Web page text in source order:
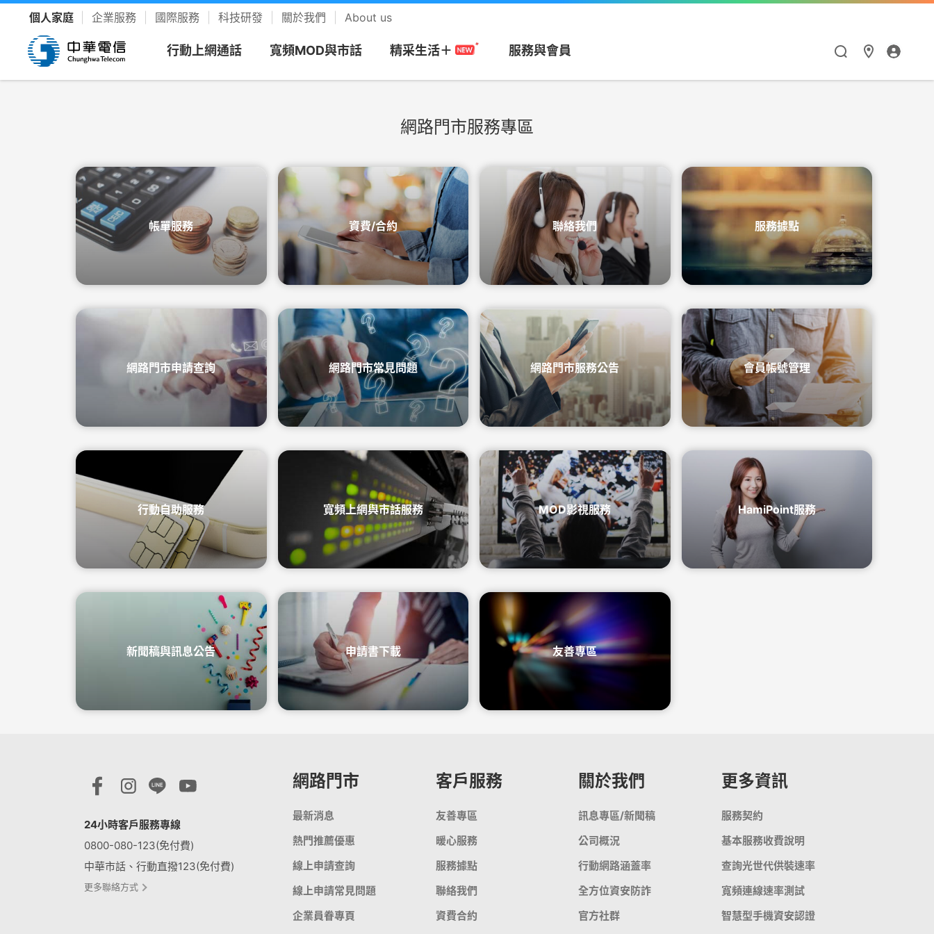
個人家庭 企業服務 國際服務 科技研發 關於我們 About us
行動上網通話
新申請
續約門號
買上網量
自助服務區
未出帳用量、合約、解鎖、故障報修
新申請/攜碼
續約
精采5G加值
全資費
優惠總覽
搭商品
Apple專區
Android專區
品牌機館
找更多機款
預付卡
漫遊方案
新申請方案
儲值方案
HoHo代儲
升級5G
漫遊服務優惠
漫遊服務總覽
流量加價購
衛星通訊
通訊應用
寬頻MOD與市話
限時促銷
速在必行方案
優惠雙享
速在必行+MOD 上網+看電視
搭3C家電
速在有禮方案
Hami Cam 整合方案
資費快選
自助服務區
供裝速率查詢、線上申請查詢、固定IP
新客專區
升速續約
產品介紹
Wi-Fi服務
MOD
速在必行+MOD
影劇館⁺
自選餐
MOD平台/單頻選購
市話長途
市話
市話加值服務
國際電話
公用電話
長途電話
個人信箱
MSA信箱服務
網路測速
供裝查詢
頻寬分流
精采生活＋
精采生活＋推薦
整合選購，省時又省力
YouTube Premium
暢看零廣告 精采不受限
Google One
照片、影片、雲端儲存
KKBOX
自助服務區
了解方案、帳單代收、答鈴異動
YouTube Premium
Disney+
Hami Video 電視
Hami Video 影劇
館⁺
安心上網
防駭守門員
色情守門員
上網時間管理
趨勢資安服務
更多
樂享音樂
KKBOX
musictone鈴聲館
LINE MUSIC 鈴聲
音樂
更多
Hami 書城
天下數位全閱讀
PPA Plus
FunPark 童書夢工
更多
Google One
Hami Cam
LINE貼圖超值方案
更多
服務與會員
我的服務中心
個人化服務入口
帳單繳費
線上繳費、查帳單
資費合約
線上查合約
中華電信APP
更多服務
更多線上自助服務
聯絡我們
網路門市申請查詢
友善專區
簡訊客服
更多服務
帳單服務
帳單繳費
申請電子帳單
更多帳單與發票
會員回饋計畫
中華電信VIP官網
專屬禮遇及活動
VIP電子會員卡
加入會員
Hami Point 愛心捐
如何集點與兌點
我的點數
中華電信聯名卡
中信ALL ME卡
Hami Point官網
點數商城
品牌館
票券館
下載Hami Pay
網路門市服務專區
帳單服務 資費/合約 聯絡我們 服務據點
網路門市申請查詢 網路門市常見問題 網路門市服務公告 會員帳號管理
行動自助服務 寬頻上網與市話服務 MOD影視服務 HamiPoint服務
新聞稿與訊息公告 申請書下載 友善專區
24小時客戶服務專線
0800-080-123(免付費)
中華市話、行動直撥123(免付費)
更多聯絡方式
網路門市
最新消息
熱門推薦優惠
線上申請查詢
線上申請常見問題
企業員眷專頁
客戶服務
友善專區
暖心服務
服務據點
聯絡我們
資費合約
關於我們
訊息專區/新聞稿
公司概況
行動網路涵蓋率
全方位資安防詐
官方社群
更多資訊
服務契約
基本服務收費說明
查詢光世代供裝速率
寬頻連線速率測試
智慧型手機資安認證